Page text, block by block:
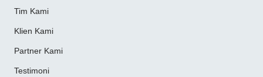
Tim Kami
Klien Kami
Partner Kami
Testimoni